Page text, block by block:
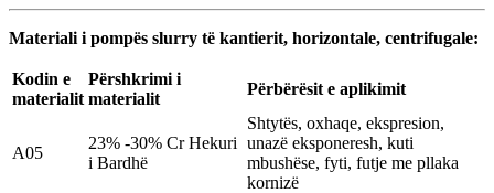
Materiali i pompës slurry të kantierit, horizontale, centrifugale:
Kodin e
materialit
Përshkrimi i
materialit
Përbërësit e aplikimit
A05
23% -30% Cr Hekuri
i Bardhë
Shtytës, oxhaqe, ekspresion,
unazë eksponeresh, kuti
mbushëse, fyti, futje me pllaka
kornizë